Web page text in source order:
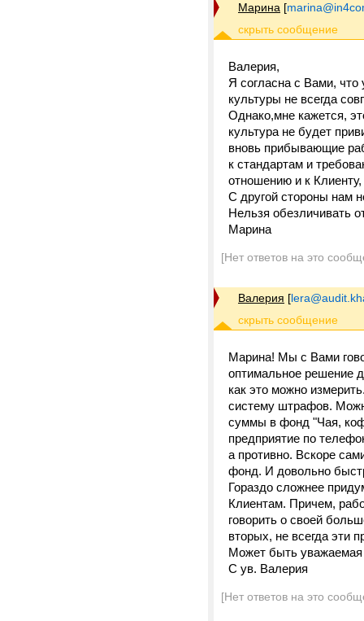
Марина [
Валерия,
Я согласна с Вами, что
культуры не всегда
Однако,мне кажется,
культура не будет
вновь прибывающие
к стандартам и
отношению и к
С другой стороны нам
Нельзя обезличивать
Марина
[Нет ответов на это
Валерия [
Марина! Мы с Вами
оптимальное решение
как это можно
систему штрафов.
суммы в фонд "Чая,
предприятие по
а противно. Вскоре
фонд. И довольно
Гораздо сложнее
Клиентам. Причем,
говорить о своей
вторых, не всегда эти
Может быть уважаемая
С ув. Валерия
[Нет ответов на это